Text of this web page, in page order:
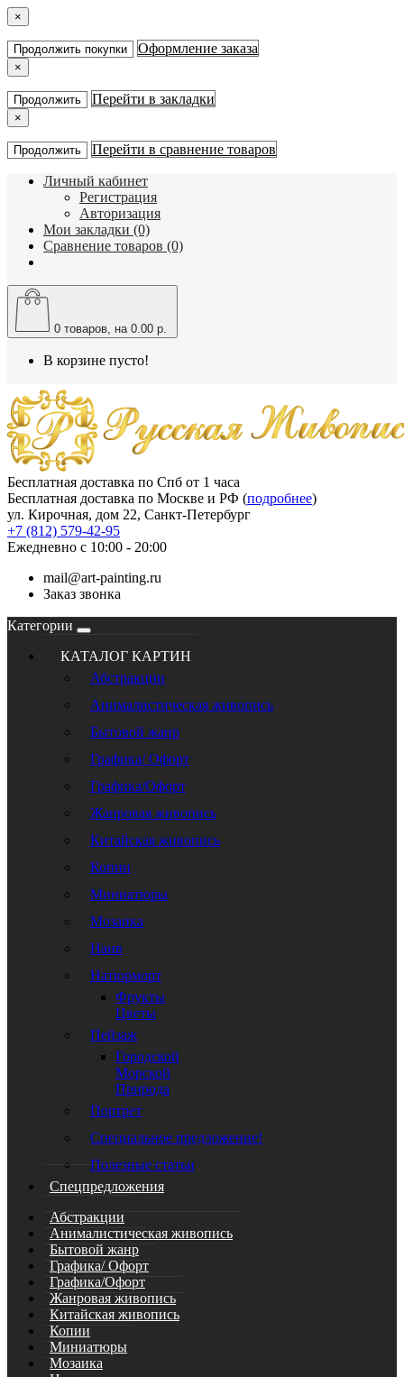
×
Продолжить покупки Оформление заказа
×
Продолжить Перейти в закладки
×
Продолжить Перейти в сравнение товаров
Личный кабинет
Регистрация
Авторизация
Мои закладки (0)
Сравнение товаров (0)
0 товаров, на 0.00 р.
В корзине пусто!
Бесплатная доставка по Спб от 1 часа
Бесплатная доставка по Москве и РФ (подробнее)
ул. Кирочная, дом 22, Санкт-Петербург
+7 (812) 579-42-95
Ежедневно с 10:00 - 20:00
mail@art-painting.ru
Заказ звонка
Категории
КАТАЛОГ КАРТИН
Абстракции
Анималистическая живопись
Бытовой жанр
Графика/ Офорт
Графика/Офорт
Жанровая живопись
Китайская живопись
Копии
Миниатюры
Мозаика
Наив
Натюрморт
Фрукты
Цветы
Пейзаж
Городской
Морской
Природа
Портрет
Специальное предложение!
Полезные статьи
Спецпредложения
Абстракции
Анималистическая живопись
Бытовой жанр
Графика/ Офорт
Графика/Офорт
Жанровая живопись
Китайская живопись
Копии
Миниатюры
Мозаика